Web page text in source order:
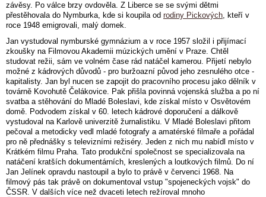
závěsy. Po válce brzy ovdověla. Z Liberce se se svými dětmi
přestěhovala do Nymburka, kde si koupila od rodiny Pickových, kteří v
roce 1948 emigrovali, malý domek.
Jan vystudoval nymburské gymnázium a v roce 1957 složil i přijímací
zkoušky na Filmovou Akademii múzických umění v Praze. Chtěl
studovat režii, sám ve volném čase rád natáčel kamerou. Přijetí nebylo
možné z kádrových důvodů - pro buržoazní původ jeho zesnulého otce -
kapitalisty. Jan byl nucen se zapojit do pracovního procesu jako dělník v
továrně Kovohutě Čelákovice. Pak přišla povinná vojenská služba a po ní
svatba a stěhování do Mladé Boleslavi, kde získal místo v Osvětovém
domě. Podvodem získal v 60. letech kádrové doporučení a dálkově
vystudoval na Karlově univerzitě žurnalistiku. V Mladé Boleslavi přitom
pečoval a metodicky vedl mladé fotografy a amatérské filmaře a pořádal
pro ně přednášky s televizními režiséry. Jeden z nich mu nabídl místo v
Krátkém filmu Praha. Tato produkční společnost se specializovala na
natáčení kratších dokumentárních, kreslených a loutkových filmů. Do ní
Jan Jelínek opravdu nastoupil a bylo to právě v červenci 1968. Na
filmový pás tak právě on dokumentoval vstup "spojeneckých vojsk" do
ČSSR. V dalších více než dvaceti letech režíroval mnoho